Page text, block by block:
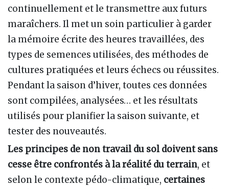
continuellement et le transmettre aux futurs
maraîchers. Il met un soin particulier à garder
la mémoire écrite des heures travaillées, des
types de semences utilisées, des méthodes de
cultures pratiquées et leurs échecs ou réussites.
Pendant la saison d’hiver, toutes ces données
sont compilées, analysées… et les résultats
utilisés pour planifier la saison suivante, et
tester des nouveautés.
Les principes de non travail du sol doivent sans
cesse être confrontés à la réalité du terrain, et
selon le contexte pédo-climatique, certaines